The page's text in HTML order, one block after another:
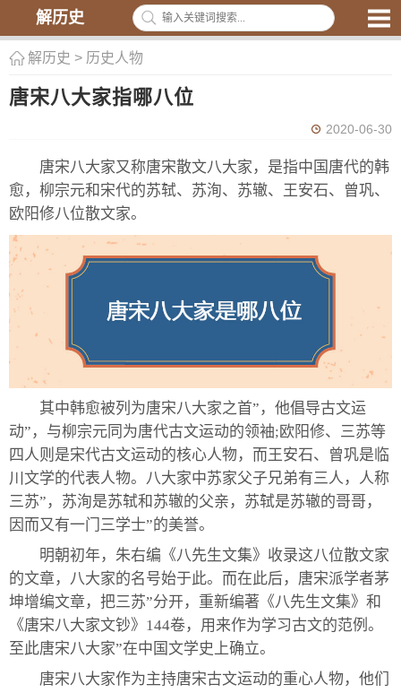
解历史
解历史 > 历史人物
唐宋八大家指哪八位
2020-06-30
唐宋八大家又称唐宋散文八大家，是指中国唐代的韩
愈，柳宗元和宋代的苏轼、苏洵、苏辙、王安石、曾巩、
欧阳修八位散文家。
其中韩愈被列为唐宋八大家之首”，他倡导古文运
动”，与柳宗元同为唐代古文运动的领袖;欧阳修、三苏等
四人则是宋代古文运动的核心人物，而王安石、曾巩是临
川文学的代表人物。八大家中苏家父子兄弟有三人，人称
三苏”，苏洵是苏轼和苏辙的父亲，苏轼是苏辙的哥哥，
因而又有一门三学士”的美誉。
明朝初年，朱右编《八先生文集》收录这八位散文家
的文章，八大家的名号始于此。而在此后，唐宋派学者茅
坤增编文章，把三苏”分开，重新编著《八先生文集》和
《唐宋八大家文钞》144卷，用来作为学习古文的范例。
至此唐宋八大家”在中国文学史上确立。
唐宋八大家作为主持唐宋古文运动的重心人物，他们